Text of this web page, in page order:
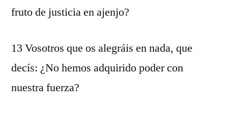
fruto de justicia en ajenjo?
13 Vosotros que os alegráis en nada, que
decís: ¿No hemos adquirido poder con
nuestra fuerza?